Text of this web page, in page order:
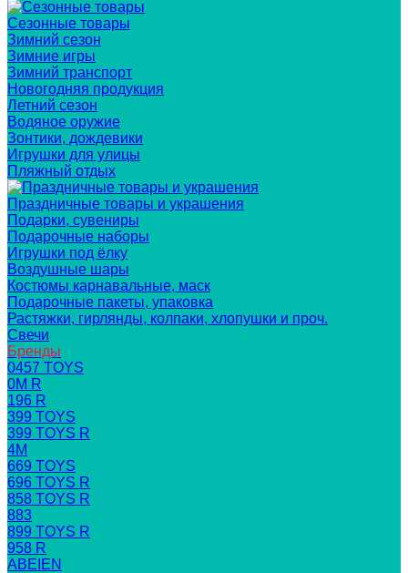
Сезонные товары
Зимний сезон
Зимние игры
Зимний транспорт
Новогодняя продукция
Летний сезон
Водяное оружие
Зонтики, дождевики
Игрушки для улицы
Пляжный отдых
Праздничные товары и украшения
Подарки, сувениры
Подарочные наборы
Игрушки под ёлку
Воздушные шары
Костюмы карнавальные, маск
Подарочные пакеты, упаковка
Растяжки, гирлянды, колпаки, хлопушки и проч.
Свечи
Бренды
0457 TOYS
0M R
196 R
399 TOYS
399 TOYS R
4M
669 TOYS
696 TOYS R
858 TOYS R
883
899 TOYS R
958 R
ABEIEN